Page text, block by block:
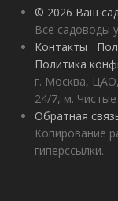
© 2026 Ваш
Все садоводы
Контакты
Политика
г. Москва,
24/7, м.
Обратная
Копирование
гиперссылки.